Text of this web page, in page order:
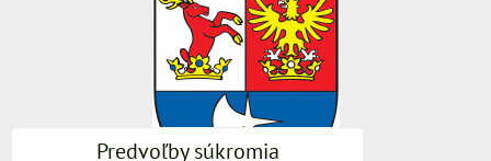
Predvoľby súkromia